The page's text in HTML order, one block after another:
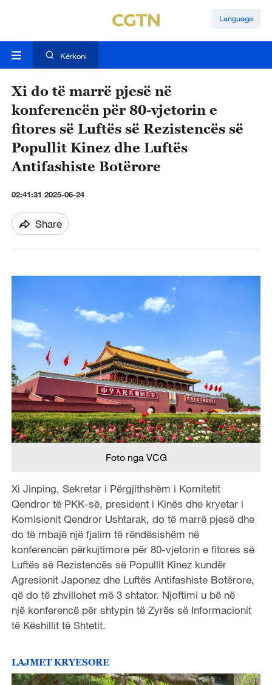
Language
Kërkoni
Xi do të marrë pjesë në
konferencën për 80-vjetorin e
fitores së Luftës së Rezistencës së
Popullit Kinez dhe Luftës
Antifashiste Botërore
02:41:31 2025-06-24
Share
Foto nga VCG
Xi Jinping, Sekretar i Përgjithshëm i Komitetit
Qendror të PKK-së, president i Kinës dhe kryetar i
Komisionit Qendror Ushtarak, do të marrë pjesë dhe
do të mbajë një fjalim të rëndësishëm në
konferencën përkujtimore për 80-vjetorin e fitores së
Luftës së Rezistencës së Popullit Kinez kundër
Agresionit Japonez dhe Luftës Antifashiste Botërore,
që do të zhvillohet më 3 shtator. Njoftimi u bë në
një konferencë për shtypin të Zyrës së Informacionit
të Këshillit të Shtetit.
LAJMET KRYESORE